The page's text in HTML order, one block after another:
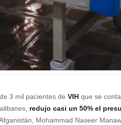
3 mil pacientes de VIH que se
redujo casi un 50% el
Mohammad Naseer